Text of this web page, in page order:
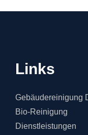
Links
Gebäudereinigung
Bio-Reinigung
Dienstleistungen